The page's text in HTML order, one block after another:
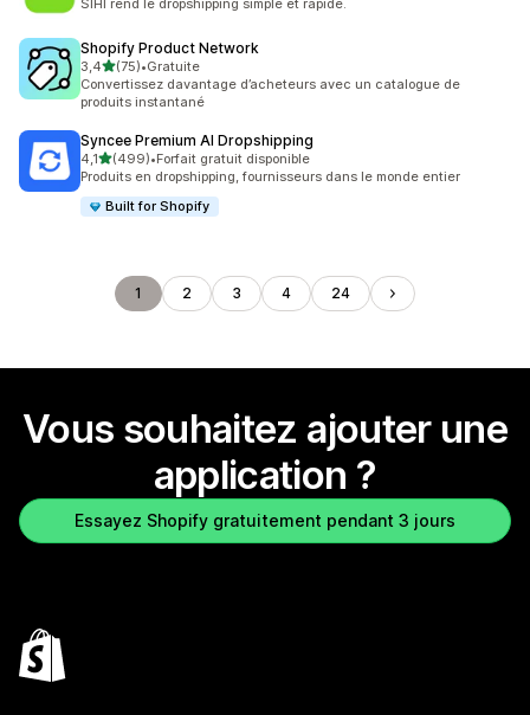
SIHI rend le dropshipping simple et rapide.
Shopify Product Network
3,4étoile(s) sur 5
(75)
75 avis au total
•Gratuite
Convertissez davantage d’acheteurs avec un catalogue de
produits instantané
Syncee Premium AI Dropshipping
4,1étoile(s) sur 5
(499)
499 avis au total
•Forfait gratuit disponible
Produits en dropshipping, fournisseurs dans le monde entier
Built for Shopify
1 2 3 4 24
Vous souhaitez ajouter une
application ?
Essayez Shopify gratuitement pendant 3 jours